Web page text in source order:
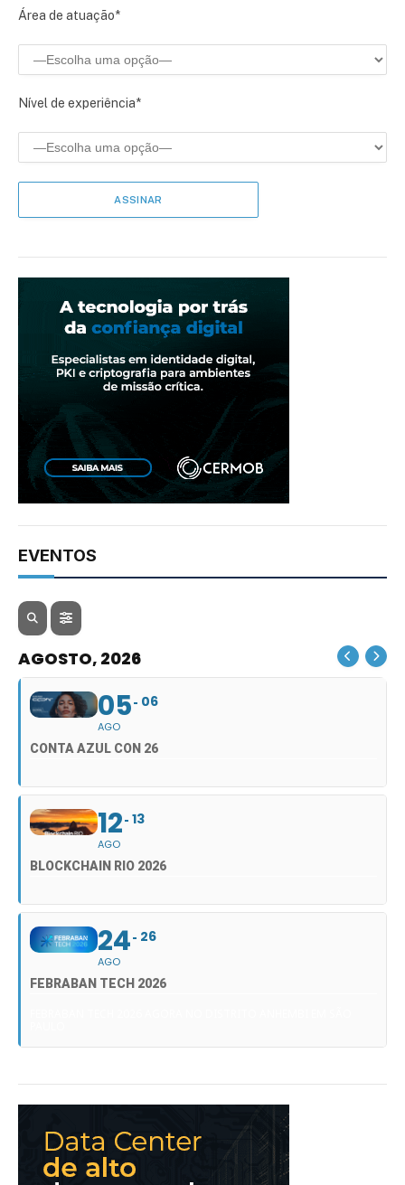
Área de atuação*
Nível de experiência*
EVENTOS
AGOSTO, 2026
05
AGO
06
CONTA AZUL CON 26
12
AGO
13
BLOCKCHAIN RIO 2026
24
AGO
26
FEBRABAN TECH 2026